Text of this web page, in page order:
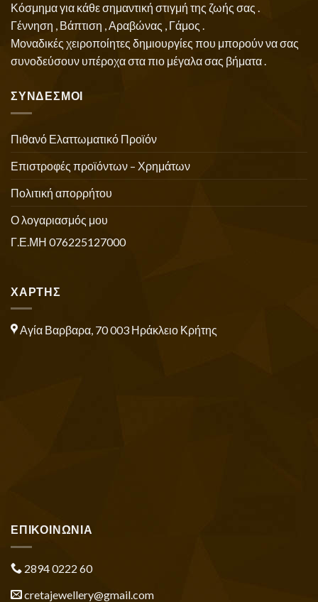
Κόσμημα για κάθε σημαντική στιγμή της ζωής σας .
Γέννηση , Βάπτιση , Αραβώνας , Γάμος .
Μοναδικές χειροποίητες δημιουργίες που μπορούν να σας
συνοδεύσουν υπέροχα στα πιο μέγαλα σας βήματα .
ΣΥΝΔΕΣΜΟΙ
Πιθανό Ελαττωματικό Προϊόν
Επιστροφές προϊόντων – Χρημάτων
Πολιτική απορρήτου
Ο λογαριασμός μου
Γ.Ε.ΜΗ 076225127000
ΧΑΡΤΗΣ
Αγία Βαρβαρα, 70 003 Ηράκλειο Κρήτης
ΕΠΙΚΟΙΝΩΝΙΑ
2894 0222 60
cretajewellery@gmail.com